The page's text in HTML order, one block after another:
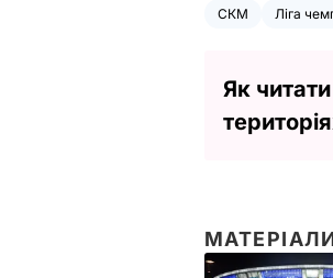
СКМ Ліга
Як